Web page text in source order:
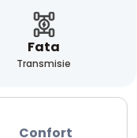
Fata
Transmisie
Confort